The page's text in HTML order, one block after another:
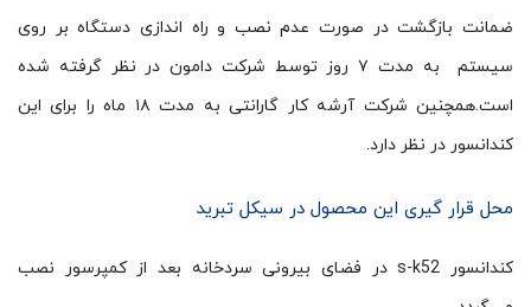
ضمانت بازگشت در صورت عدم نصب و راه اندازی دستگاه بر روی
سیستم به مدت ۷ روز توسط شرکت دامون در نظر گرفته شده
است.همچنین شرکت آرشه کار گارانتی به مدت ۱۸ ماه را برای این
کندانسور در نظر دارد.
محل قرار گیری این محصول در سیکل تبرید
کندانسور s-k52 در فضای بیرونی سردخانه بعد از کمپرسور نصب